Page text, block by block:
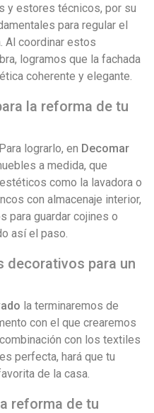
y estores técnicos, por su
para regular el
Al coordinar estos
logramos que la fachada
coherente y elegante.
la reforma de tu
lograrlo, en Decomar
a medida, que
como la lavadora o
con almacenaje interior,
para guardar cojines o
así el paso.
decorativos para un
la terminaremos de
con el que crearemos
con los textiles
perfecta, hará que tu
de la casa.
reforma de tu